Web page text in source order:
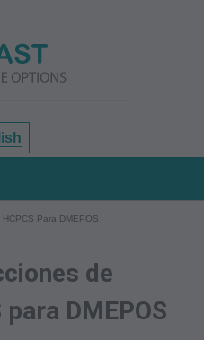
Para DMEPOS
de
DMEPOS